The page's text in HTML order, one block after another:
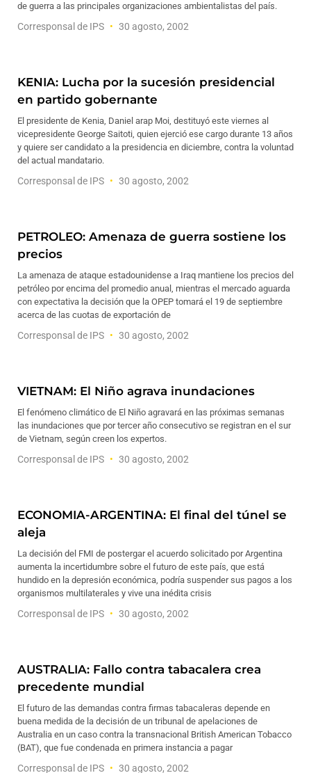
de guerra a las principales organizaciones ambientalistas del país.
Corresponsal de IPS 30 agosto, 2002
KENIA: Lucha por la sucesión presidencial
en partido gobernante
El presidente de Kenia, Daniel arap Moi, destituyó este viernes al
vicepresidente George Saitoti, quien ejerció ese cargo durante 13 años
y quiere ser candidato a la presidencia en diciembre, contra la voluntad
del actual mandatario.
Corresponsal de IPS 30 agosto, 2002
PETROLEO: Amenaza de guerra sostiene los
precios
La amenaza de ataque estadounidense a Iraq mantiene los precios del
petróleo por encima del promedio anual, mientras el mercado aguarda
con expectativa la decisión que la OPEP tomará el 19 de septiembre
acerca de las cuotas de exportación de
Corresponsal de IPS 30 agosto, 2002
VIETNAM: El Niño agrava inundaciones
El fenómeno climático de El Niño agravará en las próximas semanas
las inundaciones que por tercer año consecutivo se registran en el sur
de Vietnam, según creen los expertos.
Corresponsal de IPS 30 agosto, 2002
ECONOMIA-ARGENTINA: El final del túnel se
aleja
La decisión del FMI de postergar el acuerdo solicitado por Argentina
aumenta la incertidumbre sobre el futuro de este país, que está
hundido en la depresión económica, podría suspender sus pagos a los
organismos multilaterales y vive una inédita crisis
Corresponsal de IPS 30 agosto, 2002
AUSTRALIA: Fallo contra tabacalera crea
precedente mundial
El futuro de las demandas contra firmas tabacaleras depende en
buena medida de la decisión de un tribunal de apelaciones de
Australia en un caso contra la transnacional British American Tobacco
(BAT), que fue condenada en primera instancia a pagar
Corresponsal de IPS 30 agosto, 2002